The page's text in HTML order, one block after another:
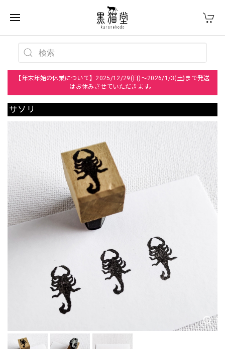
【年末年始の休業について】2025/12/29(日)～2026/1/3(土)まで発送
はお休みさせていただきます。
サソリ